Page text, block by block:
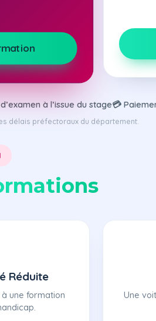
à l’issue du stage💳
délais préfectoraux du département.
Réduite
une formation
Une